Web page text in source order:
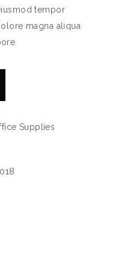
tempor
magna aliqua
Supplies